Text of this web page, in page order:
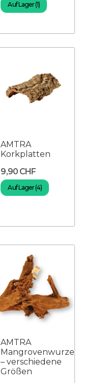
Auf Lager (1)
AMTRA
Korkplatten
9,90 CHF
Auf Lager (4)
AMTRA
Mangrovenwurzel
– verschiedene
Größen